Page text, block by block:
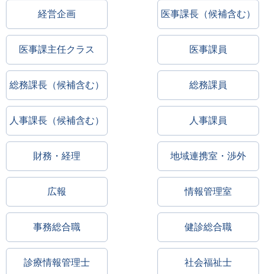
経営企画 医事課長（候補含む）
医事課主任クラス 医事課員
総務課長（候補含む） 総務課員
人事課長（候補含む） 人事課員
財務・経理 地域連携室・渉外
広報 情報管理室
事務総合職 健診総合職
診療情報管理士 社会福祉士